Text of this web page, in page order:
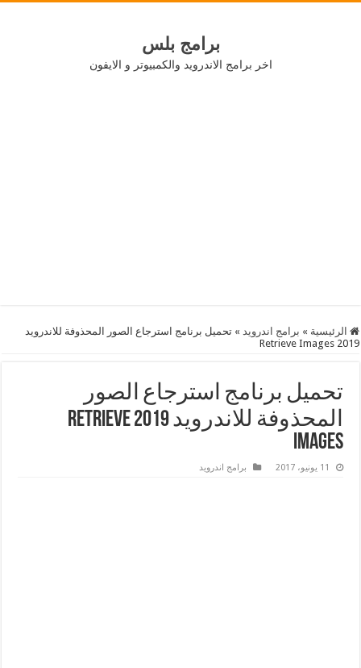
برامج بلس
اخر برامج الاندرويد والكمبيوتر و الايفون
الرئيسية » برامج اندرويد » تحميل برنامج استرجاع الصور المحذوفة للاندرويد
2019 Retrieve Images
تحميل برنامج استرجاع الصور
المحذوفة للاندرويد 2019 Retrieve
Images
11 يونيو، 2017 برامج اندرويد